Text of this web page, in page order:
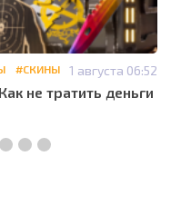
#СКИНЫ 1 августа 06:52
не тратить деньги